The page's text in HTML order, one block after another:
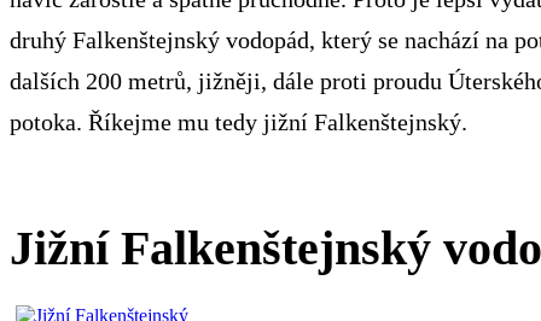
druhý Falkenštejnský vodopád, který se nachází na
dalších 200 metrů, jižněji, dále proti proudu
potoka. Říkejme mu tedy jižní Falkenštejnský.
Jižní Falkenštejnský